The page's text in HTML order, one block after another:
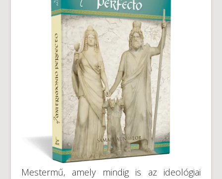
Mestermű, amely mindig is az ideológiai